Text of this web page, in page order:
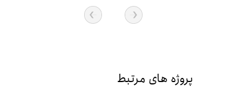
پروژه های مرتبط